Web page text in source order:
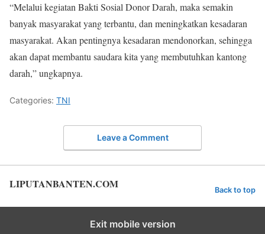
“Melalui kegiatan Bakti Sosial Donor Darah, maka semakin
banyak masyarakat yang terbantu, dan meningkatkan kesadaran
masyarakat. Akan pentingnya kesadaran mendonorkan, sehingga
akan dapat membantu saudara kita yang membutuhkan kantong
darah,” ungkapnya.
Categories: TNI
Leave a Comment
LIPUTANBANTEN.COM Back to top
Exit mobile version